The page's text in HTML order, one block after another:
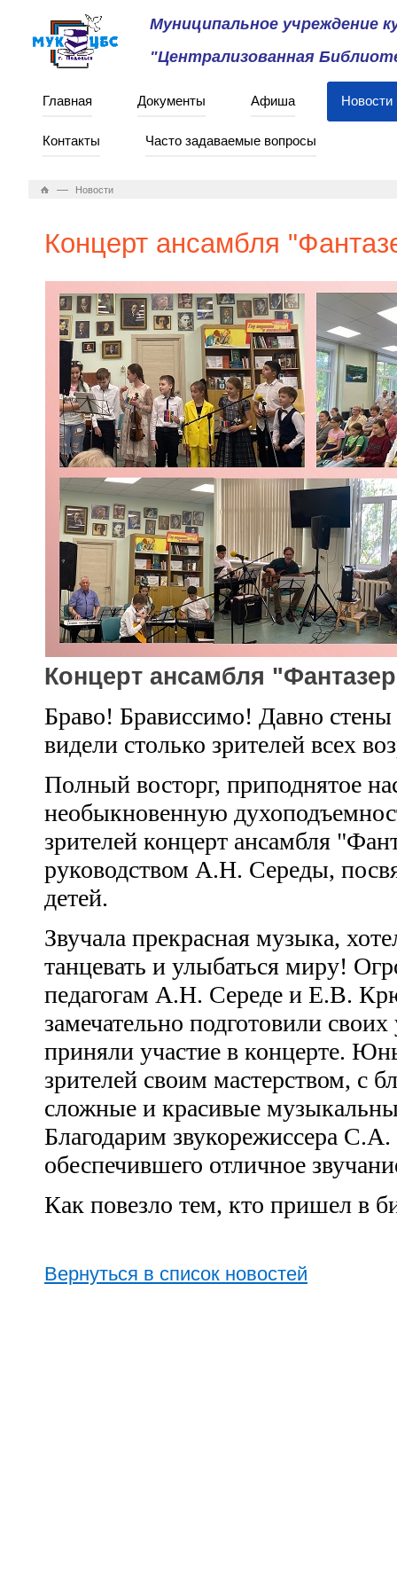
Муниципальное учреждение
"Централизованная
Главная Документы Афиша Новости
Контакты Часто задаваемые вопросы
— Новости
Концерт ансамбля
Концерт ансамбля
Браво! Брависсимо! Давно
видели столько зрителей всех
Полный восторг, приподнятое
необыкновенную
зрителей концерт ансамбля
руководством А.Н. Середы,
детей.
Звучала прекрасная музыка,
танцевать и улыбаться миру!
педагогам А.Н. Середе и Е.В.
замечательно подготовили
приняли участие в концерте.
зрителей своим мастерством, с
сложные и красивые
Благодарим звукорежиссера
обеспечившего отличное
Как повезло тем, кто пришел в
Вернуться в список новостей